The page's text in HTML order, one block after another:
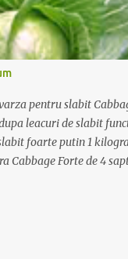
si regulament pe
pentru slabit
leacuri de slabit
foarte putin 1
Cabbage Forte de 4